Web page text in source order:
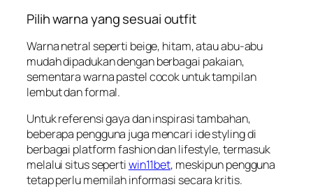
Pilih warna yang sesuai outfit
Warna netral seperti beige, hitam, atau abu-abu
mudah dipadukan dengan berbagai pakaian,
sementara warna pastel cocok untuk tampilan
lembut dan formal.
Untuk referensi gaya dan inspirasi tambahan,
beberapa pengguna juga mencari ide styling di
berbagai platform fashion dan lifestyle, termasuk
melalui situs sepertiwin11bet, meskipun pengguna
tetap perlu memilah informasi secara kritis.